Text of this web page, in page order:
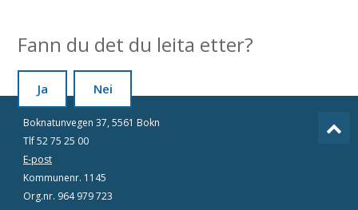
Fann du det du leita etter?
Ja Nei
Boknatunvegen 37, 5561 Bokn
Tlf 52 75 25 00
E-post
Kommunenr. 1145
Org.nr. 964 979 723